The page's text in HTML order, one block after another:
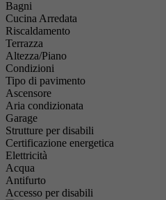
Bagni
Cucina Arredata
Riscaldamento
Terrazza
Altezza/Piano
Condizioni
Tipo di pavimento
Ascensore
Aria condizionata
Garage
Strutture per disabili
Certificazione energetica
Elettricità
Acqua
Antifurto
Accesso per disabili